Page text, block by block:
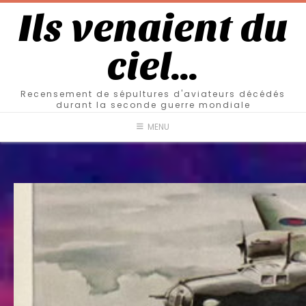
Ils venaient du
ciel…
Recensement de sépultures d'aviateurs décédés
durant la seconde guerre mondiale
MENU